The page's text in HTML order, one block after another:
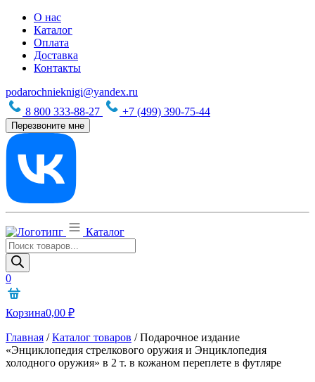
О нас
Каталог
Оплата
Доставка
Контакты
podarochnieknigi@yandex.ru
8 800 333-88-27
+7 (499) 390-75-44
Перезвоните мне
Каталог
Поиск
товаров
0
Корзина0,00 ₽
Главная /Каталог товаров /Подарочное издание
«Энциклопедия стрелкового оружия и Энциклопедия
холодного оружия» в 2 т. в кожаном переплете в футляре